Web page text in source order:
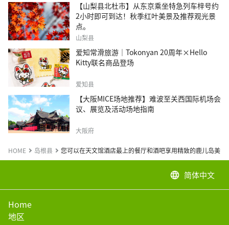
【山梨县北杜市】从东京乘坐特急列车梓号约
2小时即可到达！秋季红叶美景及推荐观光景
点。
山梨县
爱知常滑旅游｜Tokonyan 20周年×Hello
Kitty联名商品登场
爱知县
【大阪MICE场地推荐】难波至关西国际机场会
议、展览及活动场地指南
大阪府
HOME 岛根县 您可以在天文馆酒店最上的餐厅和酒吧享用精致的鹿儿岛美
language 简体中文
Home
地区